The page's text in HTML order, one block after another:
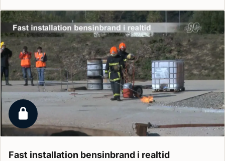
Låst reportage
Fast installation bensinbrand i realtid